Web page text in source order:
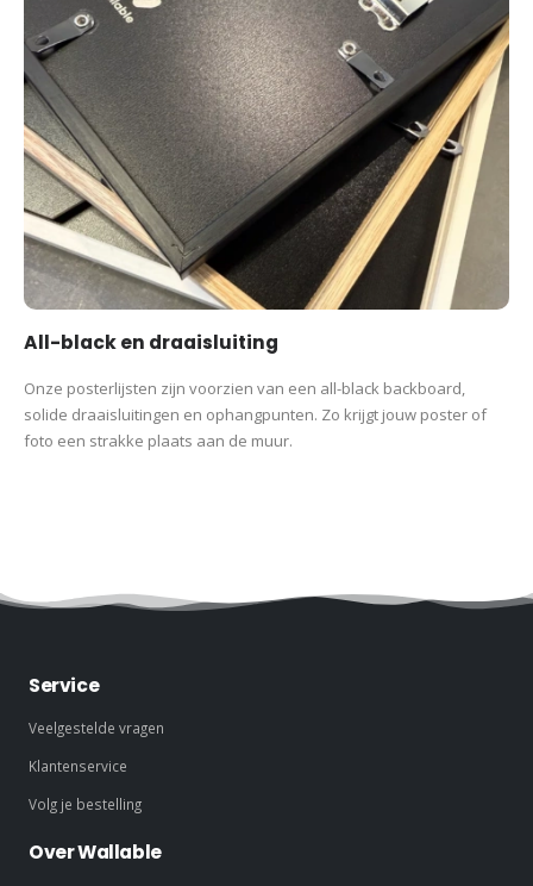
All-black en draaisluiting
Onze posterlijsten zijn voorzien van een all-black backboard,
solide draaisluitingen en ophangpunten. Zo krijgt jouw poster of
foto een strakke plaats aan de muur.
Service
Veelgestelde vragen
Klantenservice
Volg je bestelling
Over Wallable